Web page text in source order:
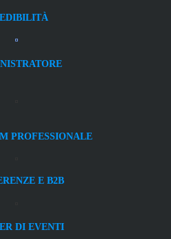
PROFESSIONALE
E B2B
DI EVENTI